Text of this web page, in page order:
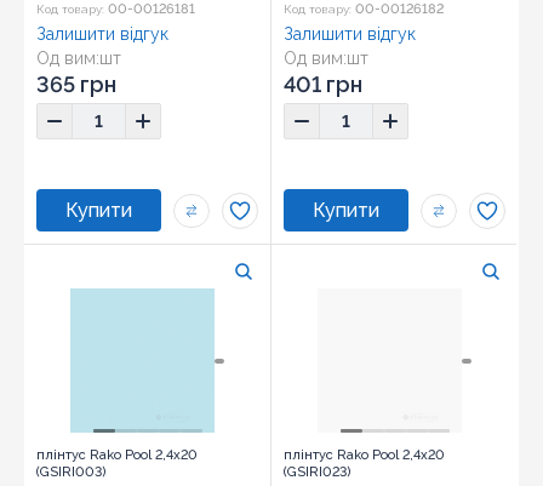
Код товару: 00-00126181
Од вим:шт
Розмір:20x20
Залишити відгук
365 грн
Код товару: 00-00126182
Од вим:шт
Розмір:2,4x20
Залишити відгук
401 грн
плінтус Rako Pool 2,4x20
(GSIRI003)
плінтус Rako Pool 2,4x20
(GSIRI023)